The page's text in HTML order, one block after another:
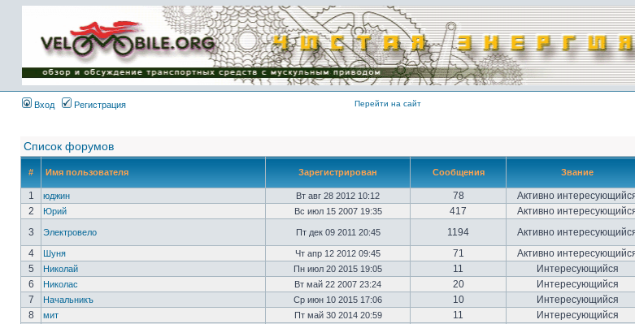
Имя пользователя:
Пароль:
{ LOG_ME_IN_SHORT
}
Вход Регистрация Перейти на сайт
Список форумов
# Имя пользователя Зарегистрирован Сообщения Звание
1 юджин Вт авг 28 2012 10:12 78 Активно
2
Юрий Вс июл 15 2007 19:35 417 Активно
3
Электровело Пт дек 09 2011 20:45 1194 Активно
4
Шуня Чт апр 12 2012 09:45 71 Активно
5
Николай Пн июл 20 2015 19:05 11 Интересующийся
6
Николас Вт май 22 2007 23:24 20 Интересующийся
7
Начальникъ Ср июн 10 2015 17:06 10 Интересующийся
8
мит Пт май 30 2014 20:59 11 Интересующийся